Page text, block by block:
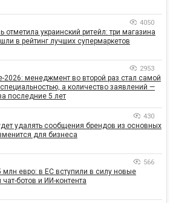
4050
отметила украинский ритейл: три магазина
в рейтинг лучших супермаркетов
2953
2026: менеджмент во второй раз стал самой
а количество заявлений —
последние 5 лет
430
удалять сообщения брендов из основных
для бизнеса
566
евро: в ЕС вступили в силу новые
ботов и ИИ-контента